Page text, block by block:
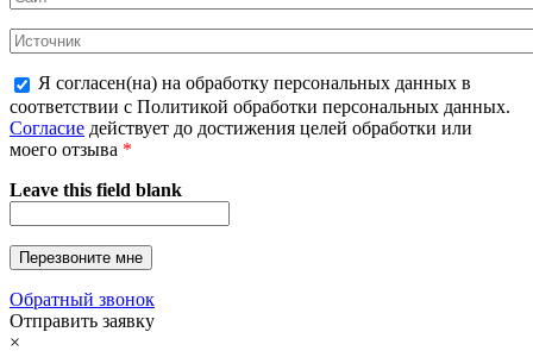
Я согласен(на) на обработку персональных данных в
соответствии с Политикой обработки персональных данных.
Согласие действует до достижения целей обработки или
моего отзыва *
Leave this field blank
Обратный звонок
Отправить заявку
×